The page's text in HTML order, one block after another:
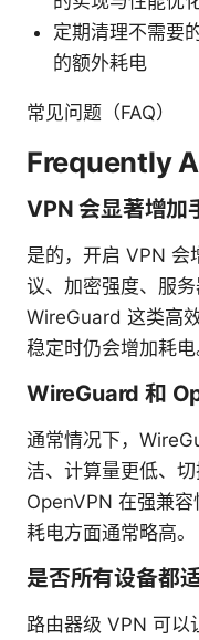
定期清理不需要
的额外耗电
常见问题（FAQ）
Frequently
VPN 会显著增加
是的，开启 VPN 会
议、加密强度、服
WireGuard 这类高
稳定时仍会增加耗电
WireGuard 和
通常情况下，
洁、计算量更低、切
OpenVPN 在强兼
耗电方面通常略高。
是否所有设备都
路由器级 VPN 可以